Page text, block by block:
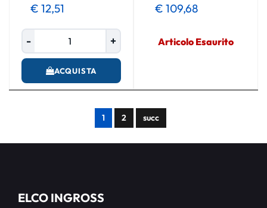
€ 12,51
ACQUISTA
€ 109,68
Articolo Esaurito
1 2 succ
ELCO INGROSS